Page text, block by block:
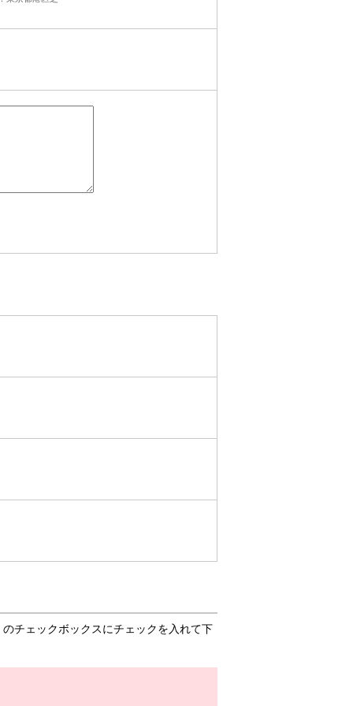
チェックボックスにチェックを入れて下